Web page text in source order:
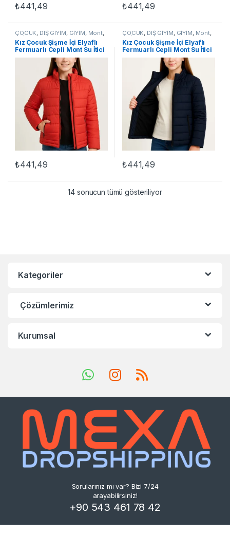
₺441,49
Bu ürünün birden fazla varyasyonu var. Seçenekler ürün
₺441,49
Bu ürünün birden fazla
ÇOCUK DIŞ GİYİM GİYİM Mont
UNİSEX ÇOCUK
Kız Çocuk Şişme İçi Elyaflı
Fermuarlı Cepli Mont Su İtici
Ceket – Kırmızı
₺441,49
Bu ürünün birden fazla varyasyonu var. Seçenekler ürün
ÇOCUK DIŞ GİYİM GİYİM Mont
UNİSEX ÇOCUK
Kız Çocuk Şişme İçi Elyaflı
Fermuarlı Cepli Mont Su İtici
Ceket – Lacivert
₺441,49
Bu ürünün birden fazla
14 sonucun tümü gösteriliyor
Kategoriler
Çözümlerimiz
Kurumsal
Sorularınız mı var? Bizi 7/24
arayabilirsiniz!
+90 543 461 78 42